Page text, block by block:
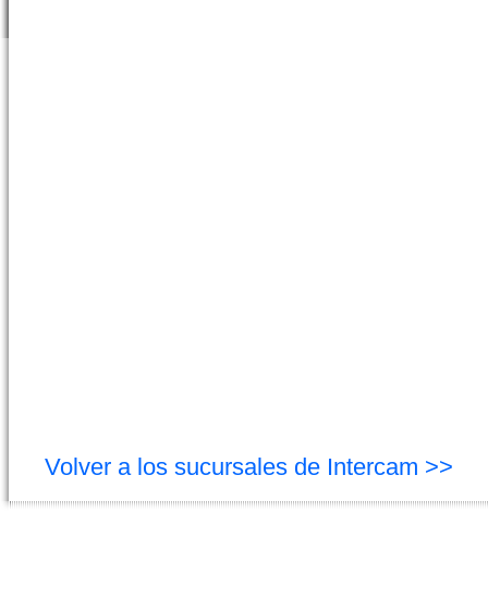
Volver a los sucursales de Intercam >>